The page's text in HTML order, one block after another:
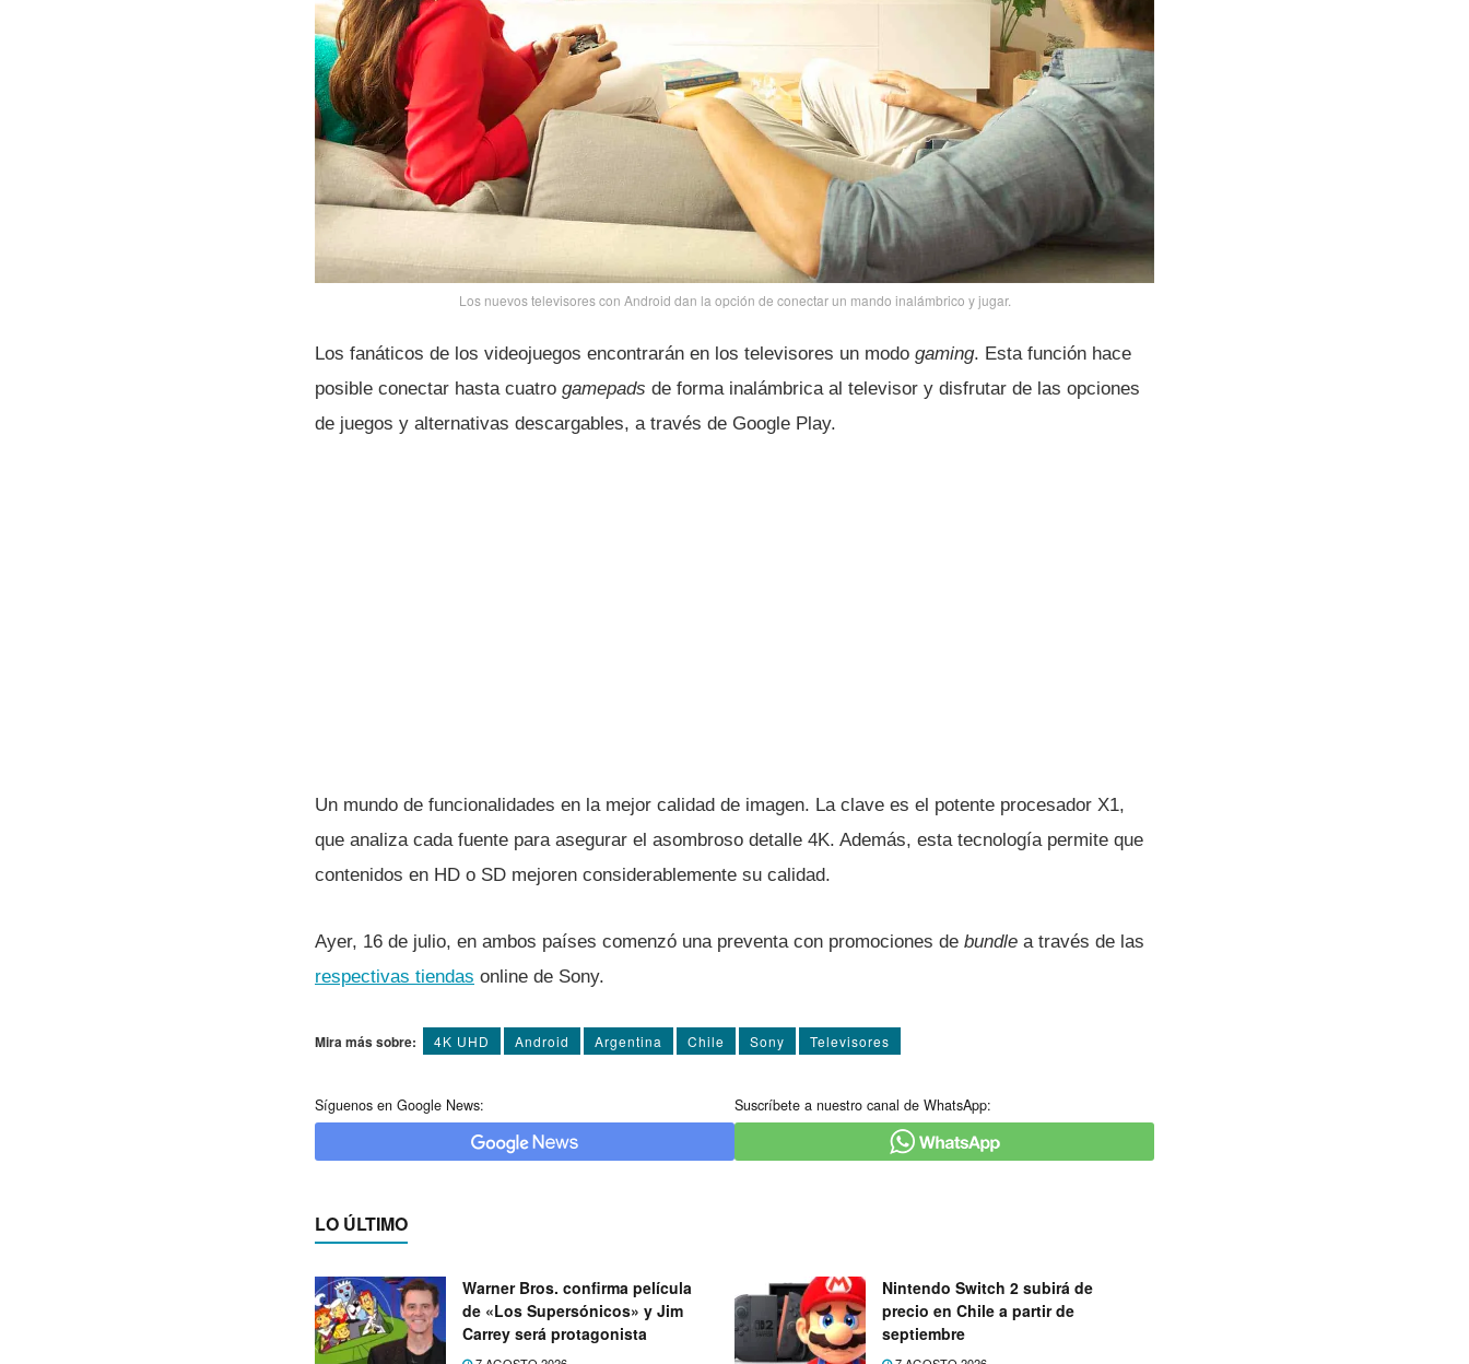
Los nuevos televisores con Android dan la opción de conectar un mando inalámbrico y jugar.
Los fanáticos de los videojuegos encontrarán en los televisores un modo gaming. Esta función hace
posible conectar hasta cuatro gamepads de forma inalámbrica al televisor y disfrutar de las opciones
de juegos y alternativas descargables, a través de Google Play.
Un mundo de funcionalidades en la mejor calidad de imagen. La clave es el potente procesador X1,
que analiza cada fuente para asegurar el asombroso detalle 4K. Además, esta tecnologí­a permite que
contenidos en HD o SD mejoren considerablemente su calidad.
Ayer, 16 de julio, en ambos paí­ses comenzó una preventa con promociones de bundle a través de las
respectivas tiendas online de Sony.
Mira más sobre: 4K UHD Android Argentina Chile Sony Televisores
Síguenos en Google News: Suscríbete a nuestro canal de WhatsApp:
LO ÚLTIMO
Warner Bros. confirma película
de «Los Supersónicos» y Jim
Carrey será protagonista
Nintendo Switch 2 subirá de
precio en Chile a partir de
septiembre